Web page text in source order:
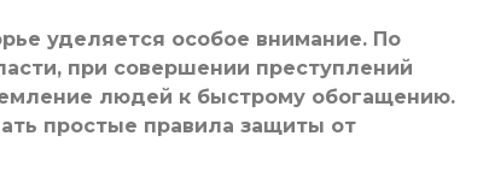
уделяется особое внимание. По
при совершении преступлений
людей к быстрому обогащению.
простые правила защиты от